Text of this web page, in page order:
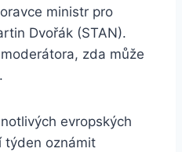
ministr pro
Dvořák (STAN).
zda může
evropských
týden oznámit